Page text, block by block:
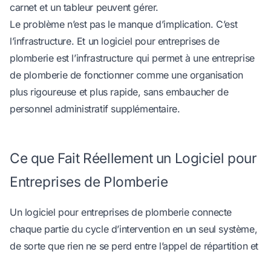
carnet et un tableur peuvent gérer.
Le problème n’est pas le manque d’implication. C’est
l’infrastructure. Et un logiciel pour entreprises de
plomberie est l’infrastructure qui permet à une entreprise
de plomberie de fonctionner comme une organisation
plus rigoureuse et plus rapide, sans embaucher de
personnel administratif supplémentaire.
Ce que Fait Réellement un Logiciel pour
Entreprises de Plomberie
Un logiciel pour entreprises de plomberie connecte
chaque partie du cycle d’intervention en un seul système,
de sorte que rien ne se perd entre l’appel de répartition et